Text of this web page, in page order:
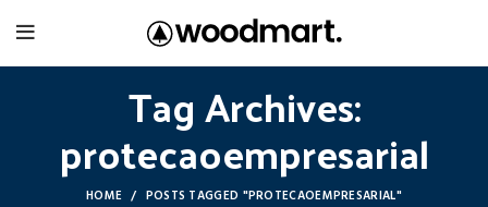
Tag Archives:
protecaoempresarial
HOME POSTS TAGGED "PROTECAOEMPRESARIAL"